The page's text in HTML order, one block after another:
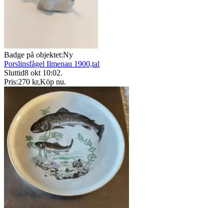
Badge på objektet:Ny
Porslinsfågel Ilmenau 1900,tal
Sluttid8 okt 10:02.
Pris:270 kr,Köp nu.